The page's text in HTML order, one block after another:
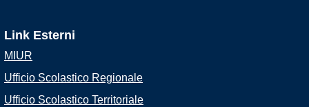
Link Esterni
MIUR
Ufficio Scolastico Regionale
Ufficio Scolastico Territoriale